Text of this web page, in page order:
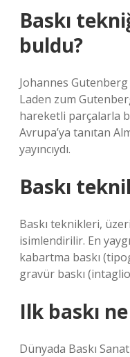
Baskı
buldu?
Johannes
Laden zum
hareketli parçalarla
Avrupa’ya tanıtan
yayıncıydı.
Baskı
Baskı teknikleri,
isimlendirilir. En
kabartma baskı
gravür baskı
Ilk baskı
Dünyada Baskı